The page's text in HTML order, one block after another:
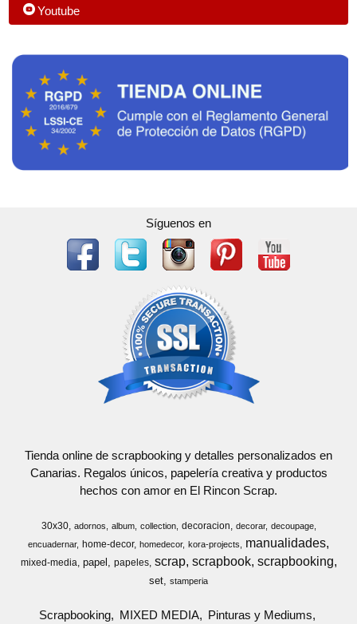
Youtube
Síguenos en
Tienda online de scrapbooking y detalles personalizados en
Canarias. Regalos únicos, papelería creativa y productos
hechos con amor en El Rincon Scrap.
30x30 adornos album collection decoracion decorar
decoupage
encuadernar
home-decor homedecor kora-projects manualidades
mixed-media papel papeles scrap scrapbook scrapbooking
set stamperia
Scrapbooking MIXED MEDIA
Pinturas y Mediums